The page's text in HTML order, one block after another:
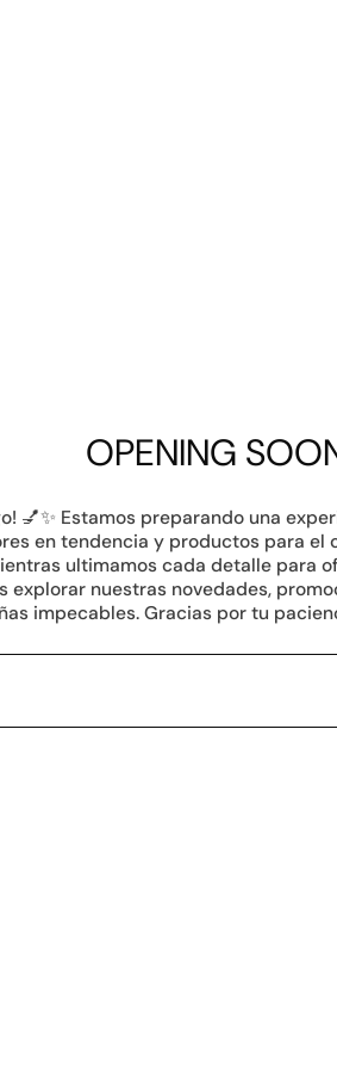
OPENING
💅✨ Estamos preparando una
en tendencia y productos para el
ultimamos cada detalle para
explorar nuestras novedades,
impecables. Gracias por tu